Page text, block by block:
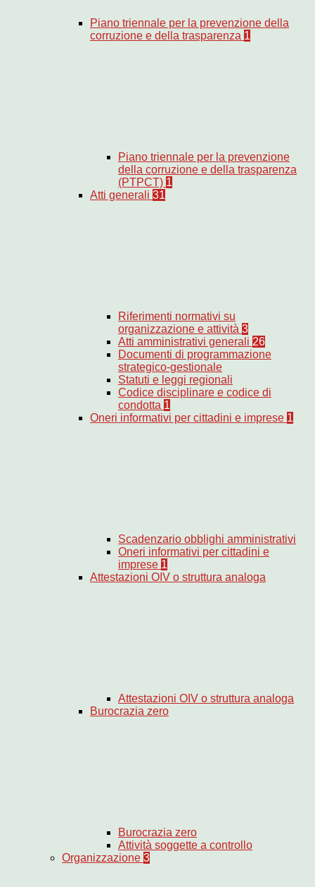
Piano triennale per la prevenzione della
corruzione e della trasparenza 1
Piano triennale per la prevenzione
della corruzione e della trasparenza
(PTPCT) 1
Atti generali 31
Riferimenti normativi su
organizzazione e attività 3
Atti amministrativi generali 26
Documenti di programmazione
strategico-gestionale
Statuti e leggi regionali
Codice disciplinare e codice di
condotta 1
Oneri informativi per cittadini e imprese 1
Scadenzario obblighi amministrativi
Oneri informativi per cittadini e
imprese 1
Attestazioni OIV o struttura analoga
Attestazioni OIV o struttura analoga
Burocrazia zero
Burocrazia zero
Attività soggette a controllo
Organizzazione 3